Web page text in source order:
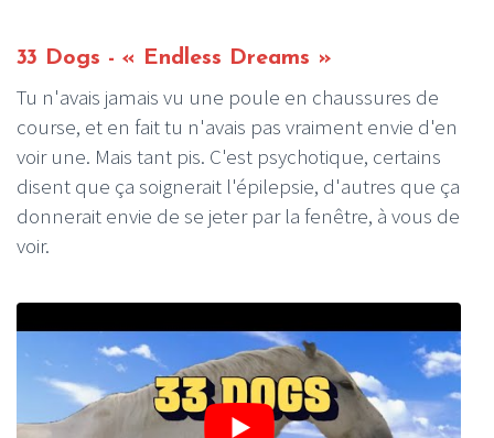
33 Dogs - « Endless Dreams »
Tu n'avais jamais vu une poule en chaussures de
course, et en fait tu n'avais pas vraiment envie d'en
voir une. Mais tant pis. C'est psychotique, certains
disent que ça soignerait l'épilepsie, d'autres que ça
donnerait envie de se jeter par la fenêtre, à vous de
voir.